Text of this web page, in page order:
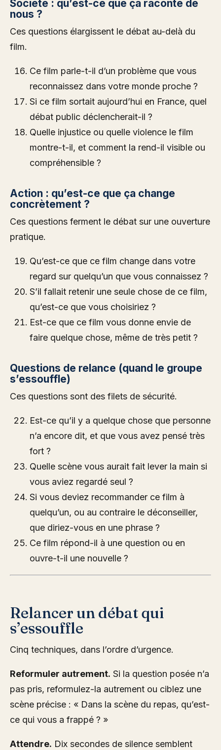
Société : qu’est-ce que ça raconte de
nous ?
Ces questions élargissent le débat au-delà du
film.
Ce film parle-t-il d’un problème que vous
reconnaissez dans votre monde proche ?
Si ce film sortait aujourd’hui en France, quel
débat public déclencherait-il ?
Quelle injustice ou quelle violence le film
montre-t-il, et comment la rend-il visible ou
compréhensible ?
Action : qu’est-ce que ça change
concrètement ?
Ces questions ferment le débat sur une ouverture
pratique.
Qu’est-ce que ce film change dans votre
regard sur quelqu’un que vous connaissez ?
S’il fallait retenir une seule chose de ce film,
qu’est-ce que vous choisiriez ?
Est-ce que ce film vous donne envie de
faire quelque chose, même de très petit ?
Questions de relance (quand le groupe
s’essouffle)
Ces questions sont des filets de sécurité.
Est-ce qu’il y a quelque chose que personne
n’a encore dit, et que vous avez pensé très
fort ?
Quelle scène vous aurait fait lever la main si
vous aviez regardé seul ?
Si vous deviez recommander ce film à
quelqu’un, ou au contraire le déconseiller,
que diriez-vous en une phrase ?
Ce film répond-il à une question ou en
ouvre-t-il une nouvelle ?
Relancer un débat qui
s’essouffle
Cinq techniques, dans l’ordre d’urgence.
Reformuler autrement. Si la question posée n’a
pas pris, reformulez-la autrement ou ciblez une
scène précise : « Dans la scène du repas, qu’est-
ce qui vous a frappé ? »
Attendre. Dix secondes de silence semblent